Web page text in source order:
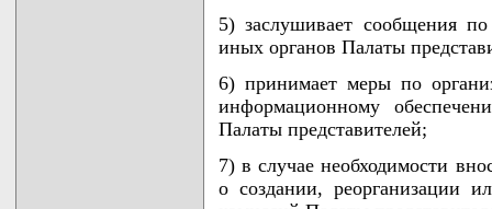
5) заслушивает сообщения
иных органов Палаты
6) принимает меры по
информационному
Палаты представителей;
7) в случае необходимости
о создании, реорганизации